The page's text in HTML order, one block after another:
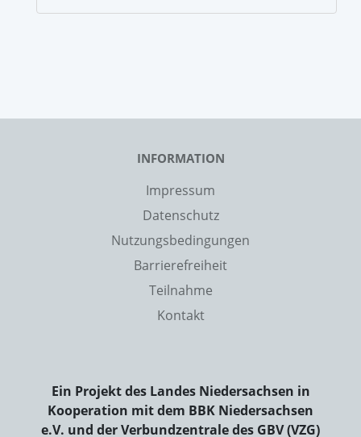
INFORMATION
Impressum
Datenschutz
Nutzungsbedingungen
Barrierefreiheit
Teilnahme
Kontakt
Ein Projekt des Landes Niedersachsen in
Kooperation mit dem BBK Niedersachsen
e.V. und der Verbundzentrale des GBV (VZG)